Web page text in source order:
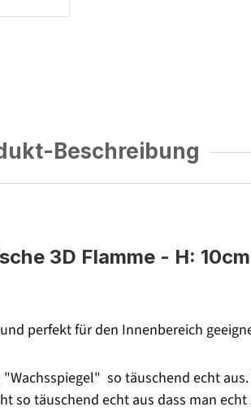
Beschreibung
3D Flamme - H:
perfekt für den Innenbereich
so täuschend echt
so täuschend echt aus dass man